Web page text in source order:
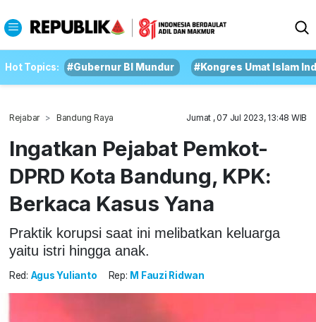
Hot Topics: #Gubernur BI Mundur #Kongres Umat Islam
Rejabar Bandung Raya Jumat , 07 Jul 2023, 13:48 WIB
Ingatkan Pejabat Pemkot-
DPRD Kota Bandung, KPK:
Berkaca Kasus Yana
Praktik korupsi saat ini melibatkan keluarga
yaitu istri hingga anak.
Red: Agus Yulianto Rep: M Fauzi Ridwan